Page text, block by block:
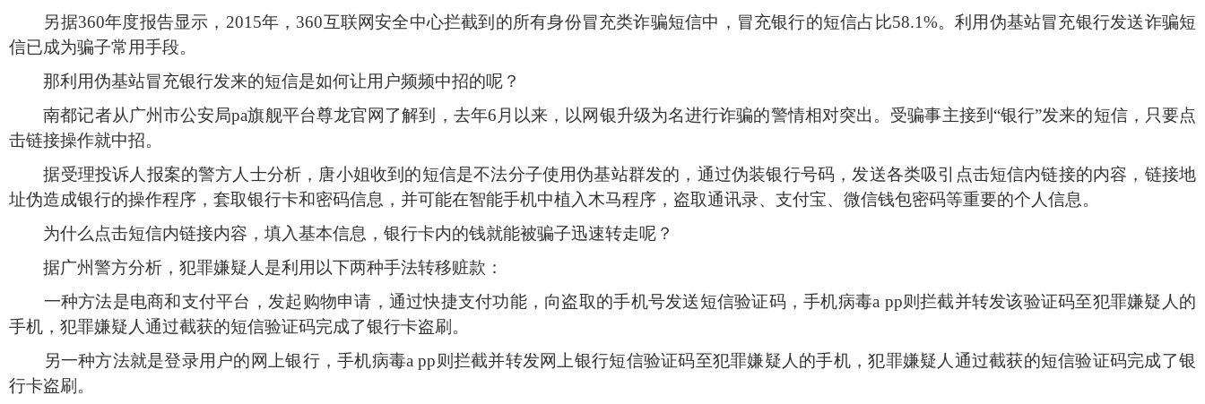
另据360年度报告显示， 2015年， 360互联网安全中心拦截到的所有身份冒充类诈骗短信中，冒充银行的短信占比58.1%。利用伪基站冒充银行发送诈骗短
信已成为骗子常用手段。
那利用伪基站冒充银行发来的短信是如何让用户频频中招的呢？
南都记者从广州市公安局pa旗舰平台尊龙官网了解到，去年6 月以来，以网银升级为名进行诈骗的警情相对突出。受骗事主接到“银行”发来的短信，只要点
击链接操作就中招。
据受理投诉人报案的警方人士分析，唐小姐收到的短信是不法分子使用伪基站群发的，通过伪装银行号码，发送各类吸引点击短信内链接的内容，链接地
址伪造成银行的操作程序，套取银行卡和密码信息，并可能在智能手机中植入木马程序，盗取通讯录、支付宝、微信钱包密码等重要的个人信息。
为什么点击短信内链接内容，填入基本信息，银行卡内的钱就能被骗子迅速转走呢？
据广州警方分析，犯罪嫌疑人是利用以下两种手法转移赃款：
一种方法是电商和支付平台，发起购物申请，通过快捷支付功能，向盗取的手机号发送短信验证码，手机病毒a pp则拦截并转发该验证码至犯罪嫌疑人的
手机，犯罪嫌疑人通过截获的短信验证码完成了银行卡盗刷。
另一种方法就是登录用户的网上银行，手机病毒a pp则拦截并转发网上银行短信验证码至犯罪嫌疑人的手机，犯罪嫌疑人通过截获的短信验证码完成了银
行卡盗刷。